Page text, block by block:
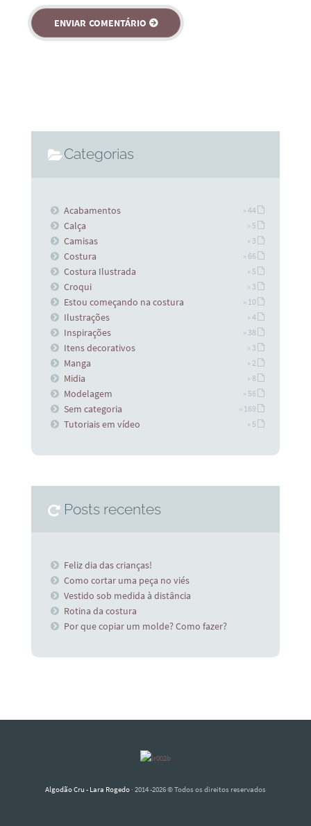
Categorias
Acabamentos » 44
Calça » 5
Camisas » 3
Costura » 66
Costura Ilustrada » 5
Croqui » 3
Estou começando na costura » 10
Ilustrações » 4
Inspirações » 38
Itens decorativos » 3
Manga » 2
Midia » 8
Modelagem » 56
Sem categoria » 169
Tutoriais em vídeo » 5
Posts recentes
Feliz dia das crianças!
Como cortar uma peça no viés
Vestido sob medida à distância
Rotina da costura
Por que copiar um molde? Como fazer?
Algodão Cru - Lara Rogedo · 2014 -2026 © Todos os direitos reservados